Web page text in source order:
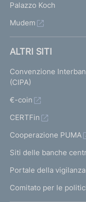
Palazzo Koch
Mudem
ALTRI SITI
Convenzione
(CIPA)
€-coin
CERTFin
Cooperazione PUMA
Siti delle banche
Portale della
Comitato per le